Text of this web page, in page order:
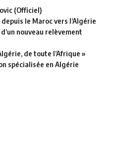
(Officiel)
le Maroc vers l’Algérie
nouveau relèvement
de toute l’Afrique »
spécialisée en Algérie